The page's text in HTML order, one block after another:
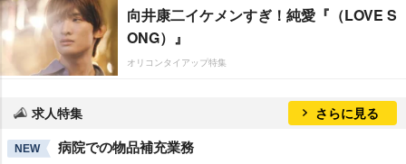
向井康二イケメンすぎ！純愛『（LOVE S
ONG）』
オリコンタイアップ特集
求人特集 さらに見る
NEW 病院での物品補充業務